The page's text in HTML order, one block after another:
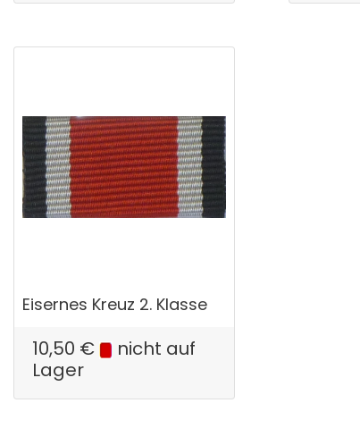
Eisernes Kreuz 2. Klasse
10,50 €
nicht auf
Lager